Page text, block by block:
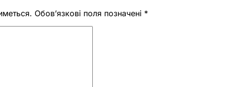
Обов’язкові поля позначені *